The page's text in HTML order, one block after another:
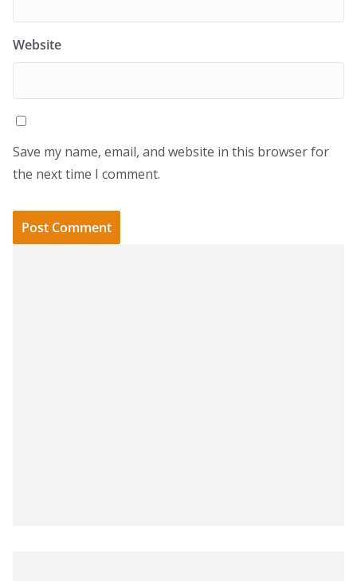
Website
Save my name, email, and website in this browser for
the next time I comment.